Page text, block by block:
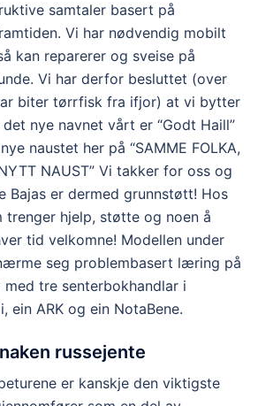
samtaler basert på
Vi har nødvendig mobilt
kan reparerer og sveise på
Vi har derfor besluttet (over
biter tørrfisk fra ifjor) at vi bytter
nye navnet vårt er “Godt Haill”
naustet her på “SAMME FOLKA,
NAUST” Vi takker for oss og
Bajas er dermed grunnstøtt! Hos
trenger hjelp, støtte og noen å
tid velkomne! Modellen under
seg problembasert læring på
med tre senterbokhandlar i
ein ARK og ein NotaBene.
russejente
er kanskje den viktigste